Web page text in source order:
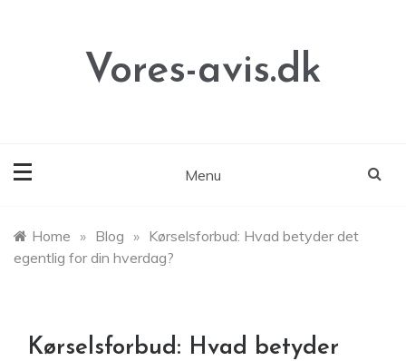
Vores-avis.dk
Menu
Home » Blog » Kørselsforbud: Hvad betyder det
egentlig for din hverdag?
Kørselsforbud: Hvad betyder